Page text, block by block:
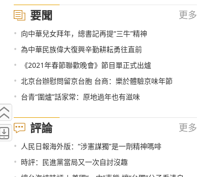
要聞 更多
• 向中華兒女拜年，總書記再提“三牛”精神
• 為中華民族偉大復興辛勤耕耘勇往直前
• 《2021年春節聯歡晚會》節目單正式出爐
• 北京台辦慰問留京台胞 台商：樂於體驗京味年節
• 台青“圍爐”話家常：原地過年也有滋味
評論 更多
• 人民日報海外版：“涉憲謀獨”是一劑精神嗎啡
• 時評：民進黨當局又一次自討沒趣